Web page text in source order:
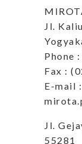
Jl.
Phone
Fax :
E-mail :
Jl.
55281